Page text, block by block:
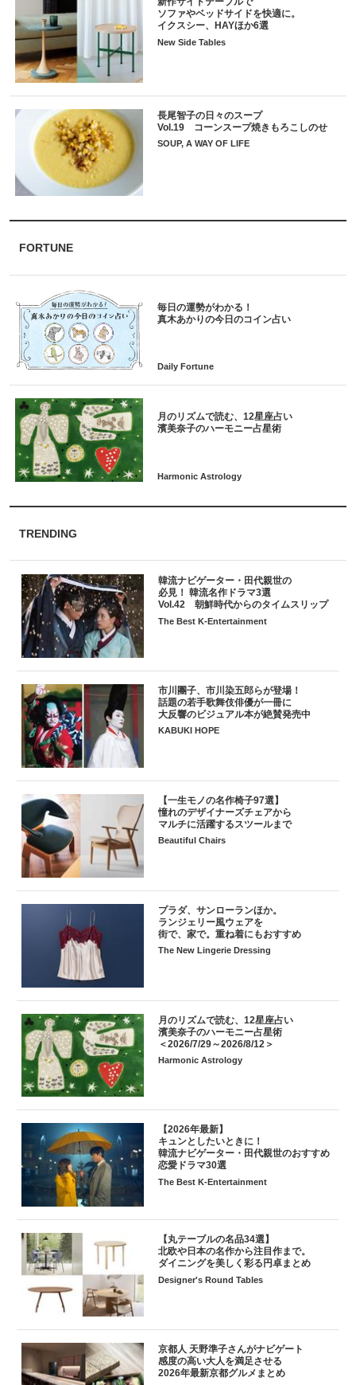
ソファやベッドサイドを快適に。
イクスシー、HAYほか6選
New Side Tables
長尾智子の日々のスープ
Vol.19 コーンスープ焼きもろこしのせ
SOUP, A WAY OF LIFE
FORTUNE
毎日の運勢がわかる！
月のリズムで読む、12星座占い
TRENDING
韓流ナビゲーター・田代親世の
必見！ 韓流名作ドラマ3選
Vol.42 朝鮮時代からのタイムスリップ
The Best K-Entertainment
市川團子、市川染五郎らが登場！
話題の若手歌舞伎俳優が一冊に
大反響のビジュアル本が絶賛発売中
KABUKI HOPE
【一生モノの名作椅子97選】
憧れのデザイナーズチェアから
マルチに活躍するスツールまで
Beautiful Chairs
プラダ、サンローランほか。
ランジェリー風ウェアを
街で、家で。重ね着にもおすすめ
The New Lingerie Dressing
月のリズムで読む、12星座占い
濱美奈子のハーモニー占星術
＜2026/7/29～2026/8/12＞
Harmonic Astrology
【2026年最新】
キュンとしたいときに！
韓流ナビゲーター・田代親世のおすすめ
恋愛ドラマ30選
The Best K-Entertainment
【丸テーブルの名品34選】
北欧や日本の名作から注目作まで。
ダイニングを美しく彩る円卓まとめ
Designer's Round Tables
京都人 天野準子さんがナビゲート
感度の高い大人を満足させる
2026年最新京都グルメまとめ